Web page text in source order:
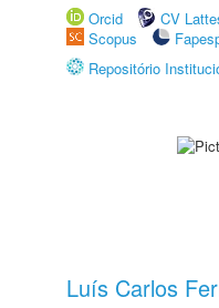
Orcid
CV
Scopus
Repositório
Luís Carlos